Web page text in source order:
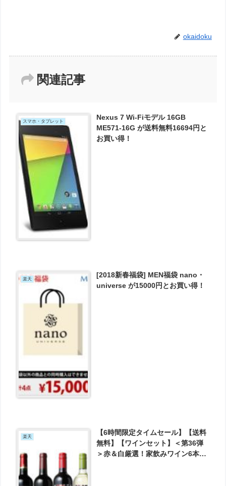
okaidoku
関連記事
スマホ・タブレット
Nexus 7 Wi-Fiモデル 16GB
ME571-16G が送料無料16694円と
お買い得！
楽天
[2018新春福袋] MEN福袋 nano・
universe が15000円とお買い得！
楽天
【6時間限定タイムセール】【送料
無料】【ワインセット】＜第36弾
＞赤＆白厳選！家飲みワイン6本セ